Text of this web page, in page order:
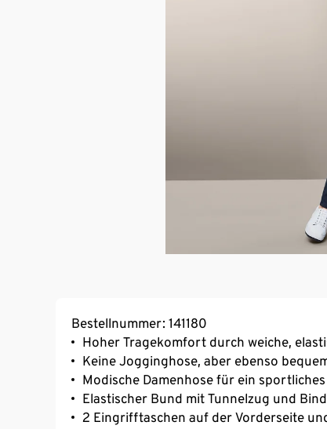
Bestellnummer: 141180
Hoher Tragekomfort durch weiche,
Keine Jogginghose, aber ebenso
Modische Damenhose für ein
Elastischer Bund mit Tunnelzug und
2 Eingrifftaschen auf der Vorderseite